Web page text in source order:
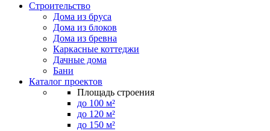
Строительство
Дома из бруса
Дома из блоков
Дома из бревна
Каркасные коттеджи
Дачные дома
Бани
Каталог проектов
Площадь строения
до 100 м²
до 120 м²
до 150 м²